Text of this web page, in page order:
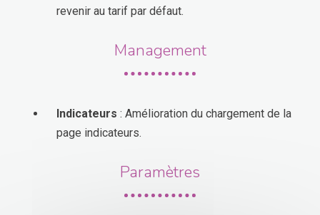
revenir au tarif par défaut.
Management
Indicateurs : Amélioration du chargement de la
page indicateurs.
Paramètres